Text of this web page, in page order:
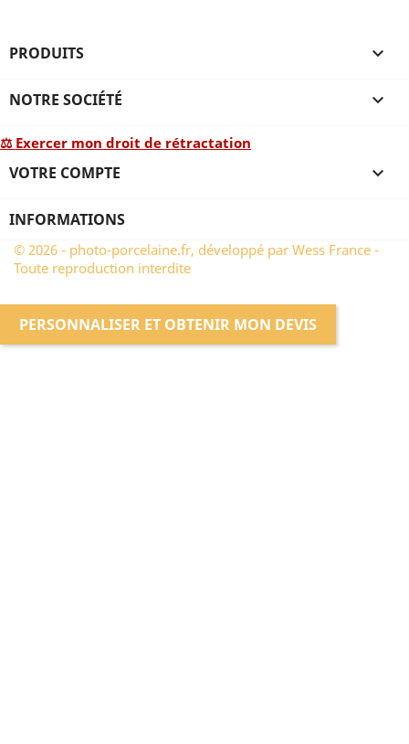
PRODUITS 
NOTRE SOCIÉTÉ 
⚖ Exercer mon droit de rétractation
VOTRE COMPTE 
INFORMATIONS
© 2026 - photo-porcelaine.fr, développé par Wess France -
Toute reproduction interdite
PERSONNALISER ET OBTENIR MON DEVIS